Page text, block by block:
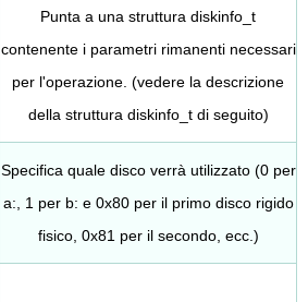
Punta a una struttura diskinfo_t
contenente i parametri rimanenti necessari
per l'operazione. (vedere la descrizione
della struttura diskinfo_t di seguito)
Specifica quale disco verrà utilizzato (0 per
a:, 1 per b: e 0x80 per il primo disco rigido
fisico, 0x81 per il secondo, ecc.)